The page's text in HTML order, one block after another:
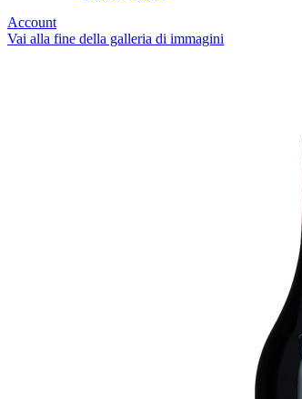
Account
Vai alla fine della galleria di immagini